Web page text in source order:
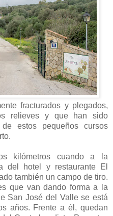
fracturados y plegados,
relieves y que han sido
estos pequeños cursos
kilómetros cuando a la
del hotel y restaurante El
también un campo de tiro.
que van dando forma a la
San José del Valle se está
años. Frente a él, quedan